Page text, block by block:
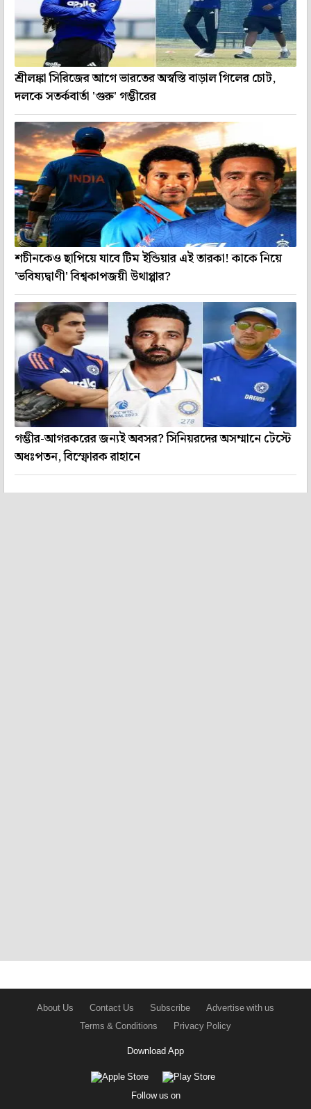
শ্রীলঙ্কা সিরিজের আগে ভারতের অস্বস্তি বাড়াল গিলের চোট,
দলকে সতর্কবার্তা 'গুরু' গম্ভীরের
শচীনকেও ছাপিয়ে যাবে টিম ইন্ডিয়ার এই তারকা! কাকে নিয়ে
'ভবিষ্যদ্বাণী' বিশ্বকাপজয়ী উথাপ্পার?
গম্ভীর-আগরকরের জন্যই অবসর? সিনিয়রদের অসম্মানে টেস্টে
অধঃপতন, বিস্ফোরক রাহানে
About Us Contact Us Subscribe
Advertise with us
Terms & Conditions
Privacy Policy
Download App
Follow us on